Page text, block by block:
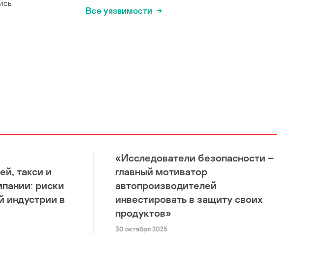
Все уязвимости
такси и
риски
индустрии в
«Исследователи безопасности –
главный мотиватор
автопроизводителей
инвестировать в защиту своих
продуктов»
30 октября 2025